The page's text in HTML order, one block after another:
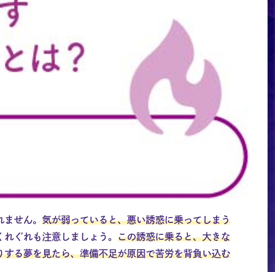
せん。 気が弱っていると、悪い誘惑に乗ってしまう
ぐれも注意しましょう。 この誘惑に乗ると、大きな
る夢を見たら、準備不足が原因で苦労を背負い込む